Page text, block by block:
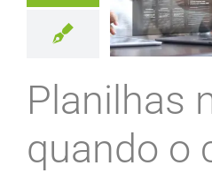
Planilhas
quando o